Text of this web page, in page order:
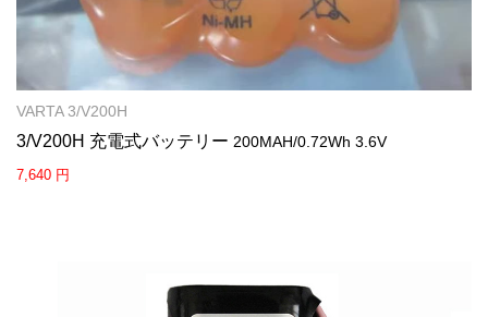
VARTA 3/V200H
3/V200H 充電式バッテリー 200MAH/0.72Wh 3.6V
7,640 円